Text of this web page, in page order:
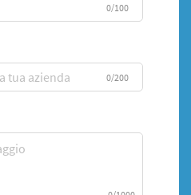
0/100
0/200